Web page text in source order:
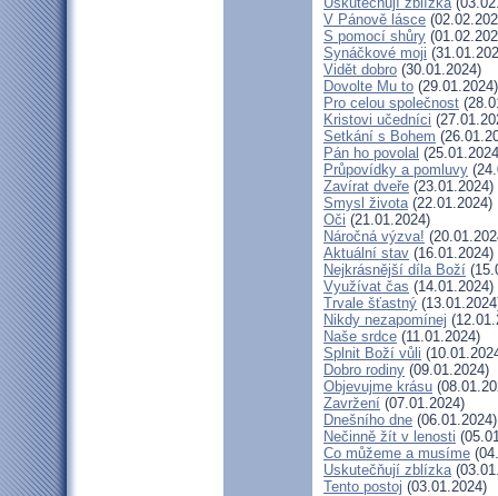
V Pánově lásce
S pomocí shůry
Synáčkové moji
Vidět dobro (30.01.2024)
Dovolte Mu to (29.01.2024)
Pro celou společnost
Kristovi učedníci
Setkání s Bohem
Pán ho povolal
Průpovídky a pomluvy
Zavírat dveře (23.01.2024)
Smysl života(22.01.2024)
Oči (21.01.2024)
Náročná výzva!
Aktuální stav (16.01.2024)
Nejkrásnější díla Boží
Využívat čas (14.01.2024)
Trvale šťastný
Nikdy nezapomínej
Naše srdce (11.01.2024)
Splnit Boží vůli
Dobro rodiny (09.01.2024)
Objevujme krásu
Zavržení (07.01.2024)
Dnešního dne (06.01.2024)
Nečinně žít v lenosti
Co můžeme a musíme
Uskutečňují zblízka
Tento postoj (03.01.2024)